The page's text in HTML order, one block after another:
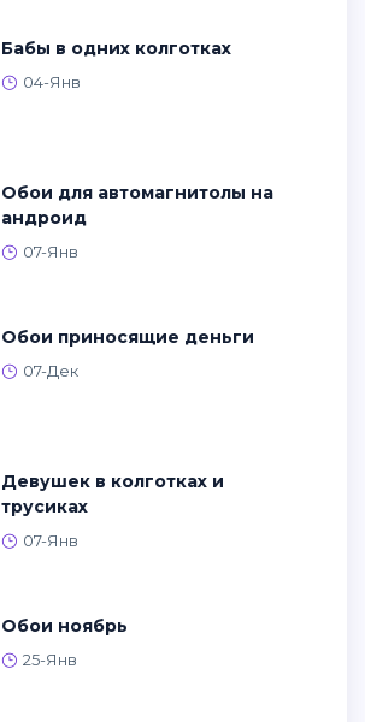
Бабы в одних колготках
04-Янв
Обои для автомагнитолы на
андроид
07-Янв
Обои приносящие деньги
07-Дек
Девушек в колготках и
трусиках
07-Янв
Обои ноябрь
25-Янв